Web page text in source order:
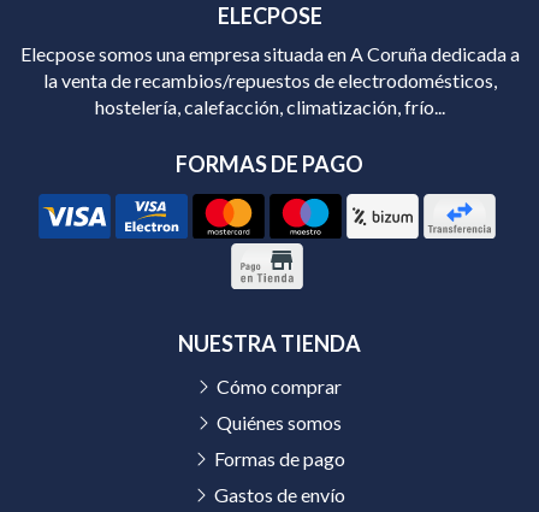
ELECPOSE
Elecpose somos una empresa situada en A Coruña dedicada a
la venta de recambios/repuestos de electrodomésticos,
hostelería, calefacción, climatización, frío...
FORMAS DE PAGO
NUESTRA TIENDA
Cómo comprar
Quiénes somos
Formas de pago
Gastos de envío